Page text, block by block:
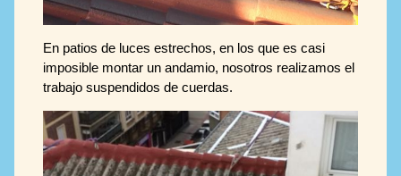
En patios de luces estrechos, en los que es casi
imposible montar un andamio, nosotros realizamos el
trabajo suspendidos de cuerdas.